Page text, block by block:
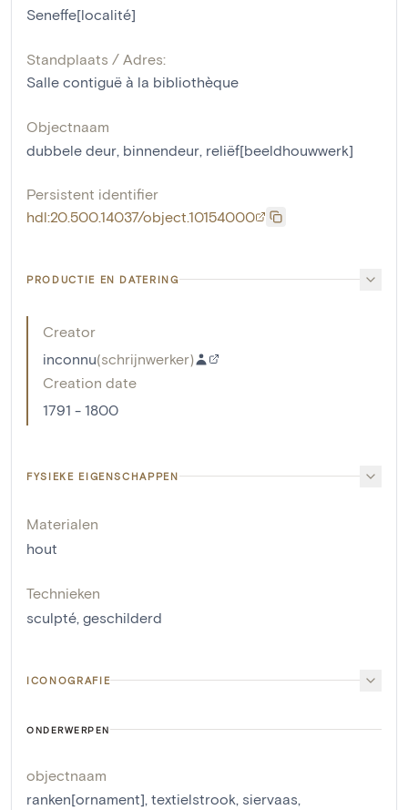
Seneffe[localité]
Standplaats / Adres:
Salle contiguë à la bibliothèque
Objectnaam
dubbele deur binnendeur reliëf[beeldhouwwerk]
Persistent identifier
hdl:20.500.14037/object.10154000
PRODUCTIE EN DATERING
Creator
inconnu(schrijnwerker)
Creation date
1791 - 1800
FYSIEKE EIGENSCHAPPEN
Materialen
hout
Technieken
sculpté geschilderd
ICONOGRAFIE
ONDERWERPEN
objectnaam
ranken[ornament] textielstrook siervaas